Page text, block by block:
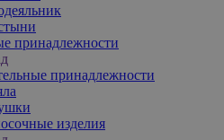
принадлежности
принадлежности
изделия